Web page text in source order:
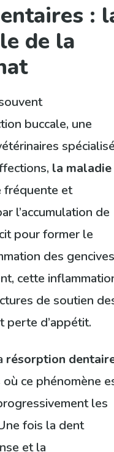
:
de la
buccale, une
la maladie
fréquente et
l’accumulation de
pour former le
des
cette
de soutien
perte d’appétit.
résorption
ce phénomène
les
fois la dent
et la